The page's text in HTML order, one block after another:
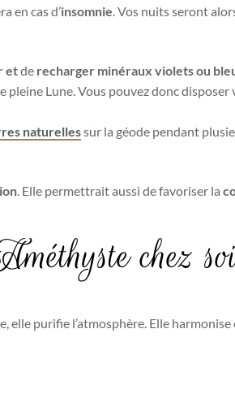
en cas d’insomnie. Vos nuits seront
etderecharger minéraux violets ou
pleine Lune. Vous pouvez donc disposer
naturellessur la géode pendant
. Elle permettrait aussi de favoriser la
chez
elle purifie l’atmosphère. Elle